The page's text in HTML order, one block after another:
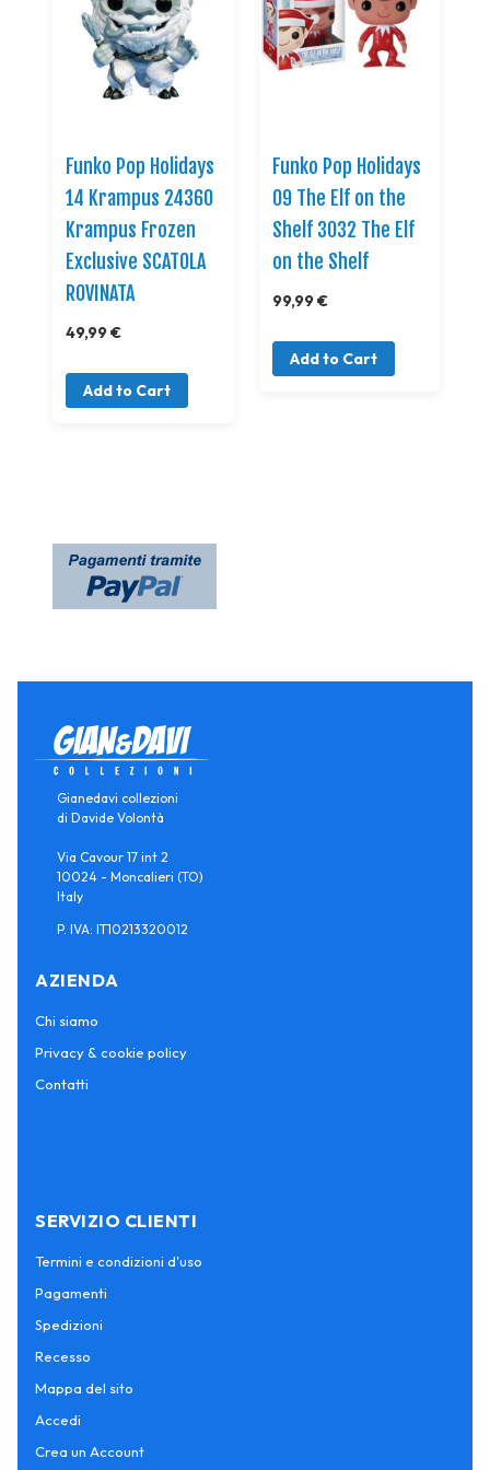
Funko Pop Holidays
14 Krampus 24360
Krampus Frozen
Exclusive SCATOLA
ROVINATA
49,99 €
Add to Cart
Funko Pop Holidays
09 The Elf on the
Shelf 3032 The Elf
on the Shelf
99,99 €
Add to Cart
Gianedavi collezioni
di Davide Volontà
Via Cavour 17 int 2
10024 - Moncalieri (TO)
Italy
P. IVA: IT10213320012
AZIENDA
Chi siamo
Privacy & cookie policy
Contatti
SERVIZIO CLIENTI
Termini e condizioni d'uso
Pagamenti
Spedizioni
Recesso
Mappa del sito
Accedi
Crea un Account